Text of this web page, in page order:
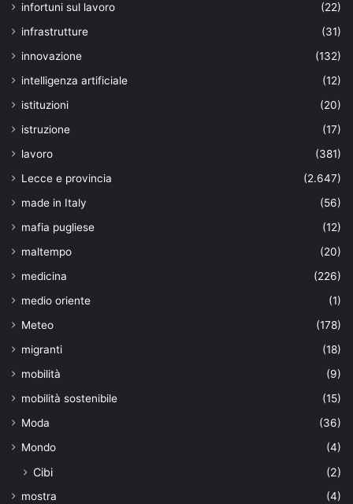
infortuni sul lavoro
(22)
infrastrutture
(31)
innovazione
(132)
intelligenza artificiale
(12)
istituzioni
(20)
istruzione
(17)
lavoro
(381)
Lecce e provincia
(2.647)
made in Italy
(56)
mafia pugliese
(12)
maltempo
(20)
medicina
(226)
medio oriente
(1)
Meteo
(178)
migranti
(18)
mobilità
(9)
mobilità sostenibile
(15)
Moda
(36)
Mondo
(4)
Cibi (2)
mostra
(4)